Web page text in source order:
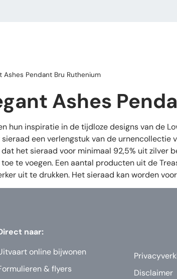
Ashes Pendant Bru Ruthenium
Ashes
hun inspiratie in de tijdloze designs van de
een verlengstuk van de
het sieraad voor minimaal 92,5% uit zilver
te voegen. Een aantal producten uit de
uit te drukken. Het sieraad kan worden
naar:
online bijwonen
& flyers
Disclaimer